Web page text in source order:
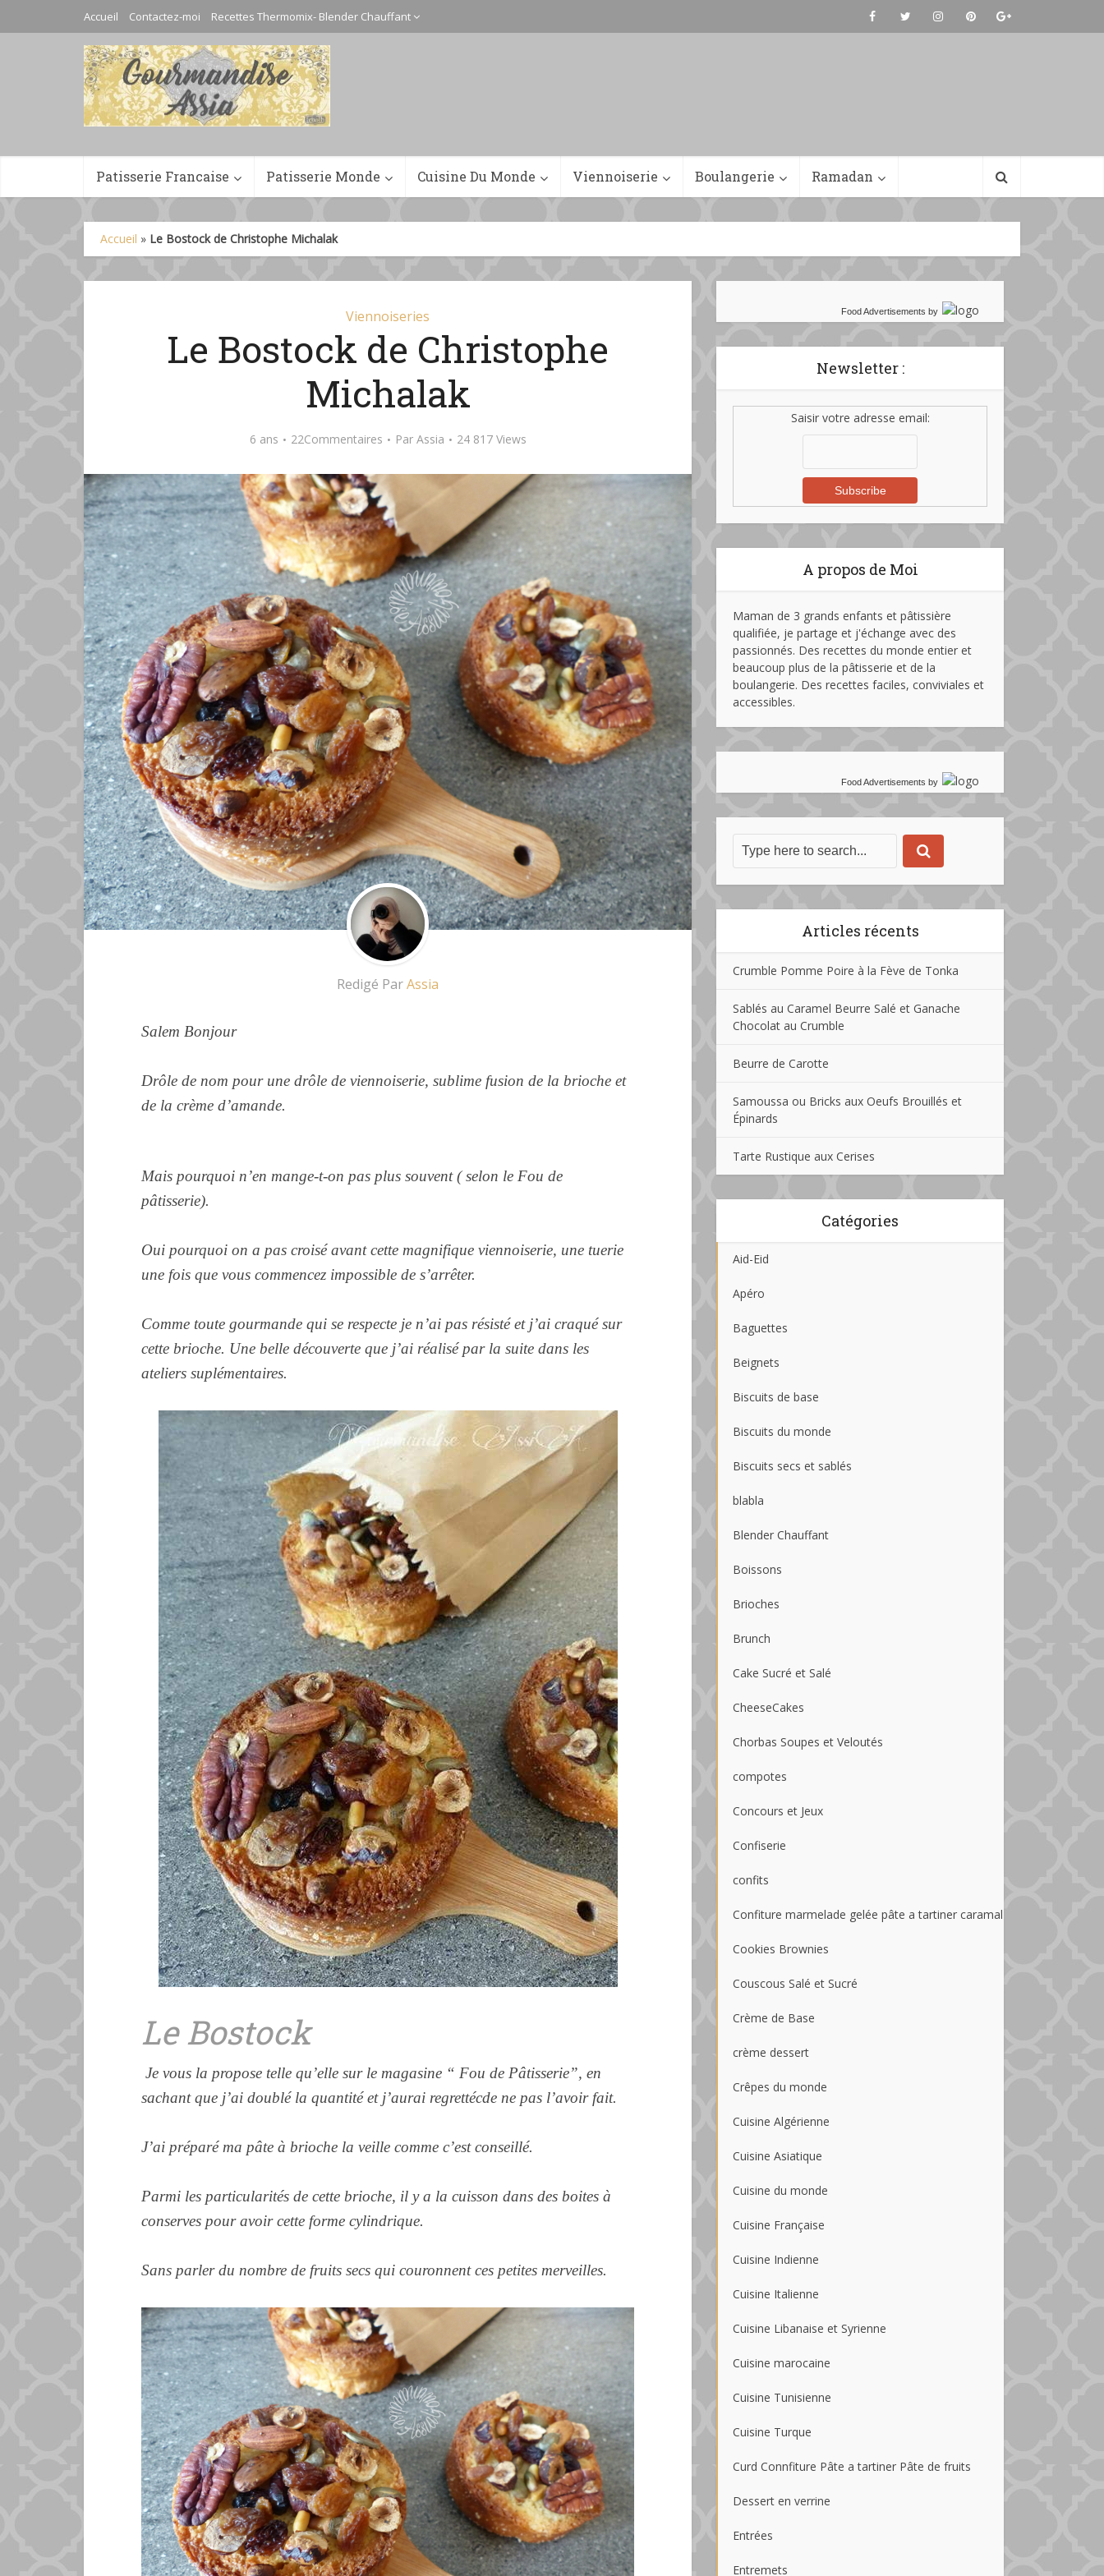
Accueil Contactez-moi Recettes Thermomix- Blender Chauffant
Patisserie Francaise Patisserie Monde Cuisine Du Monde Viennoiserie Boulangerie Ramadan
Accueil » Le Bostock de Christophe Michalak
Viennoiseries
Le Bostock de Christophe
Michalak
6 ans 22Commentaires Par Assia 24 817 Views
Redigé ParAssia
Salem Bonjour
Drôle de nom pour une drôle de viennoiserie, sublime fusion de la brioche et
de la crème d’amande.
Mais pourquoi n’en mange-t-on pas plus souvent ( selon le Fou de
pâtisserie).
Oui pourquoi on a pas croisé avant cette magnifique viennoiserie, une tuerie
une fois que vous commencez impossible de s’arrêter.
Comme toute gourmande qui se respecte je n’ai pas résisté et j’ai craqué sur
cette brioche. Une belle découverte que j’ai réalisé par la suite dans les
ateliers suplémentaires.
Le Bostock
Je vous la propose telle qu’elle sur le magasine “ Fou de Pâtisserie”, en
sachant que j’ai doublé la quantité et j’aurai regrettécde ne pas l’avoir fait.
J’ai préparé ma pâte à brioche la veille comme c’est conseillé.
Parmi les particularités de cette brioche, il y a la cuisson dans des boites à
conserves pour avoir cette forme cylindrique.
Sans parler du nombre de fruits secs qui couronnent ces petites merveilles.
Food Advertisements by
Newsletter :
Saisir votre adresse email:
A propos de Moi
Maman de 3 grands enfants et pâtissière
qualifiée, je partage et j'échange avec des
passionnés. Des recettes du monde entier et
beaucoup plus de la pâtisserie et de la
boulangerie. Des recettes faciles, conviviales et
accessibles.
Food Advertisements by
Articles récents
Crumble Pomme Poire à la Fève de Tonka
Sablés au Caramel Beurre Salé et Ganache
Chocolat au Crumble
Beurre de Carotte
Samoussa ou Bricks aux Oeufs Brouillés et
Épinards
Tarte Rustique aux Cerises
Catégories
Aid-Eid
Apéro
Baguettes
Beignets
Biscuits de base
Biscuits du monde
Biscuits secs et sablés
blabla
Blender Chauffant
Boissons
Brioches
Brunch
Cake Sucré et Salé
CheeseCakes
Chorbas Soupes et Veloutés
compotes
Concours et Jeux
Confiserie
confits
Confiture marmelade gelée pâte a tartiner caramal
Cookies Brownies
Couscous Salé et Sucré
Crème de Base
crème dessert
Crêpes du monde
Cuisine Algérienne
Cuisine Asiatique
Cuisine du monde
Cuisine Française
Cuisine Indienne
Cuisine Italienne
Cuisine Libanaise et Syrienne
Cuisine marocaine
Cuisine Tunisienne
Cuisine Turque
Curd Connfiture Pâte a tartiner Pâte de fruits
Dessert en verrine
Entrées
Entremets